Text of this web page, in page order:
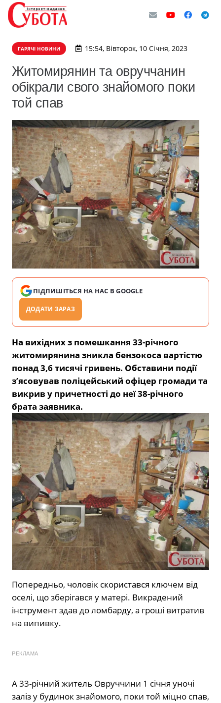
ГАРЯЧІ НОВИНИ 15:54, Вівторок, 10 Січня, 2023
Житомирянин та овруччанин
обікрали свого знайомого поки
той спав
ПІДПИШІТЬСЯ НА НАС В GOOGLE
ДОДАТИ ЗАРАЗ
На вихідних з помешкання 33-річного
житомирянина зникла бензокоса вартістю
понад 3,6 тисячі гривень. Обставини події
з’ясовував поліцейський офіцер громади та
викрив у причетності до неї 38-річного
брата заявника.
Попередньо, чоловік скористався ключем від
оселі, що зберігався у матері. Викрадений
інструмент здав до ломбарду, а гроші витратив
на випивку.
РЕКЛАМА
А 33-річний житель Овруччини 1 січня уночі
заліз у будинок знайомого, поки той міцно спав,